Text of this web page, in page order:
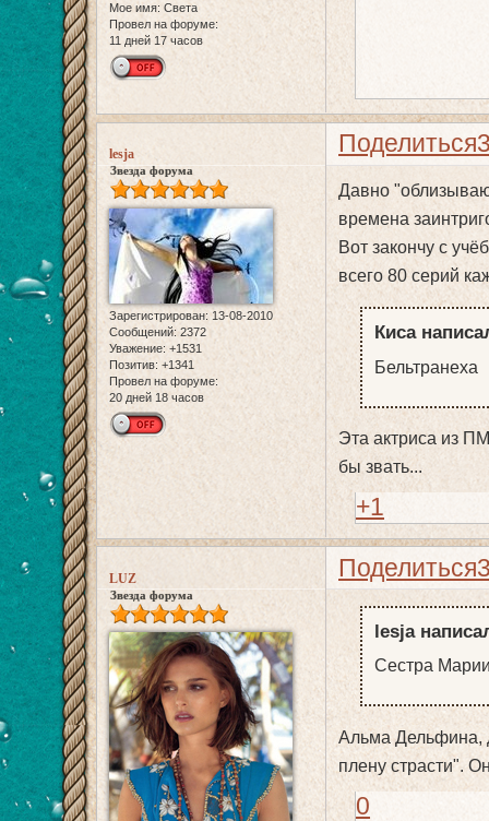
Мое имя: Света
Провел на форуме:
11 дней 17 часов
Поделиться
lesja
Звезда форума
Зарегистрирован: 13-08-2010
Сообщений:2372
Уважение: +1531
Позитив: +1341
Провел на форуме:
20 дней 18 часов
Давно
времена
Вот закончу с
всего 80 серий
Киса
Бельтранеха
Эта актриса из
бы звать...
+1
Поделиться
LUZ
Звезда форума
lesja
Сестра
Альма Дельфина,
плену страсти".
0